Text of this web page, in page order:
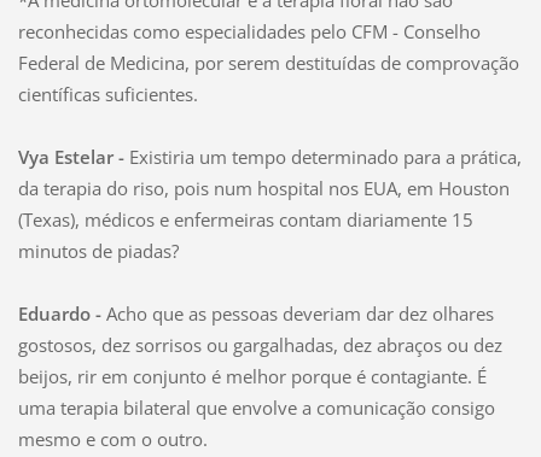
reconhecidas como especialidades pelo CFM - Conselho
Federal de Medicina, por serem destituídas de comprovação
científicas suficientes.
Vya Estelar - Existiria um tempo determinado para a prática,
da terapia do riso, pois num hospital nos EUA, em Houston
(Texas), médicos e enfermeiras contam diariamente 15
minutos de piadas?
Eduardo - Acho que as pessoas deveriam dar dez olhares
gostosos, dez sorrisos ou gargalhadas, dez abraços ou dez
beijos, rir em conjunto é melhor porque é contagiante. É
uma terapia bilateral que envolve a comunicação consigo
mesmo e com o outro.